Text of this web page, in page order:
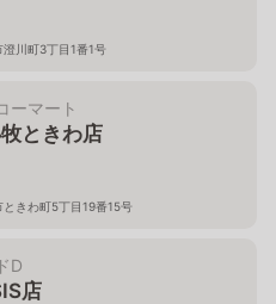
川町3丁目1番1号
ーマート
ときわ店
きわ町5丁目19番15号
D
店